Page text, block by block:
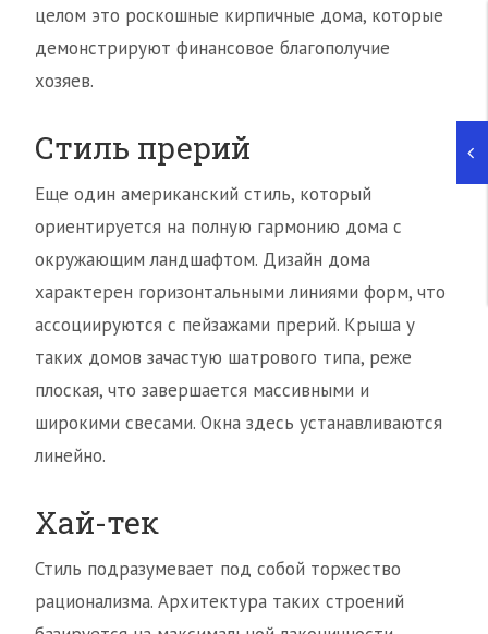
целом это роскошные кирпичные дома, которые
демонстрируют финансовое благополучие
хозяев.
Стиль прерий
Еще один американский стиль, который
ориентируется на полную гармонию дома с
окружающим ландшафтом. Дизайн дома
характерен горизонтальными линиями форм, что
ассоциируются с пейзажами прерий. Крыша у
таких домов зачастую шатрового типа, реже
плоская, что завершается массивными и
широкими свесами. Окна здесь устанавливаются
линейно.
Хай-тек
Стиль подразумевает под собой торжество
рационализма. Архитектура таких строений